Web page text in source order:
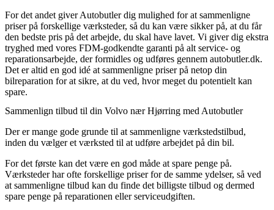
For det andet giver Autobutler dig mulighed for at sammenligne
priser på forskellige værksteder, så du kan være sikker på, at du får
den bedste pris på det arbejde, du skal have lavet. Vi giver dig ekstra
tryghed med vores FDM-godkendte garanti på alt service- og
reparationsarbejde, der formidles og udføres gennem autobutler.dk.
Det er altid en god idé at sammenligne priser på netop din
bilreparation for at sikre, at du ved, hvor meget du potentielt kan
spare.
Sammenlign tilbud til din Volvo nær Hjørring med Autobutler
Der er mange gode grunde til at sammenligne værkstedstilbud,
inden du vælger et værksted til at udføre arbejdet på din bil.
For det første kan det være en god måde at spare penge på.
Værksteder har ofte forskellige priser for de samme ydelser, så ved
at sammenligne tilbud kan du finde det billigste tilbud og dermed
spare penge på reparationen eller serviceudgiften.